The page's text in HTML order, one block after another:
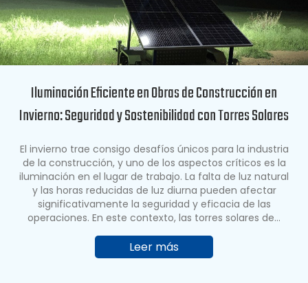
Iluminación Eficiente en Obras de Construcción en
Invierno: Seguridad y Sostenibilidad con Torres Solares
El invierno trae consigo desafíos únicos para la industria
de la construcción, y uno de los aspectos críticos es la
iluminación en el lugar de trabajo. La falta de luz natural
y las horas reducidas de luz diurna pueden afectar
significativamente la seguridad y eficacia de las
operaciones. En este contexto, las torres solares de…
Leer más